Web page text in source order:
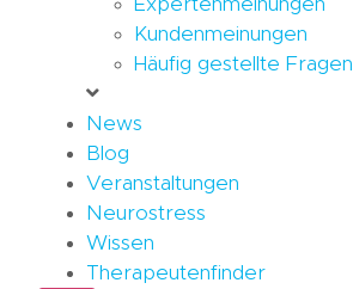
Expertenmeinungen
Kundenmeinungen
Häufig gestellte Fragen
News
Blog
Veranstaltungen
Neurostress
Wissen
Therapeutenfinder